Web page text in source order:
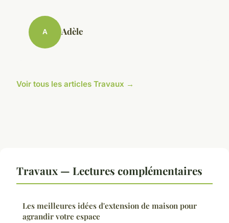
A Adèle
Voir tous les articles Travaux →
Travaux — Lectures complémentaires
Les meilleures idées d'extension de maison pour
agrandir votre espace